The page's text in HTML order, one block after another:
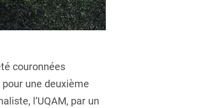
couronnées
une deuxième
l’UQAM, par un